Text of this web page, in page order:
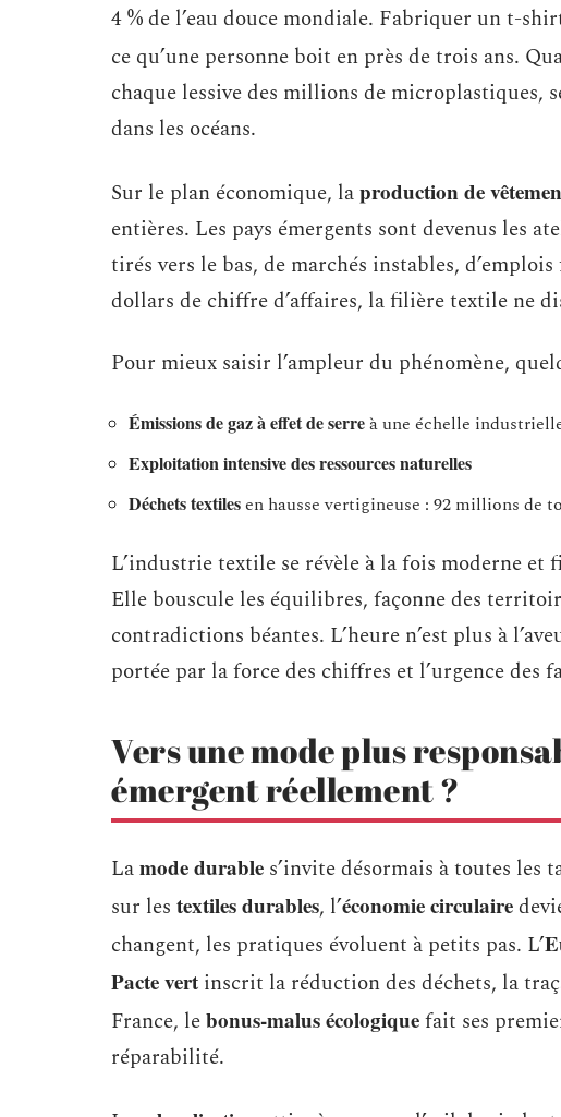
4 % de l’eau douce mondiale. Fabriquer un t-
ce qu’une personne boit en près de trois ans.
chaque lessive des millions de
dans les océans.
Sur le plan économique, laproduction de
entières. Les pays émergents sont devenus les
tirés vers le bas, de marchés instables,
dollars de chiffre d’affaires, la filière textile ne
Pour mieux saisir l’ampleur du phénomène,
Émissions de gaz à effet de serreà une échelle
Exploitation intensive des ressources naturelles
Déchets textilesen hausse vertigineuse : 92 millions de
L’industrie textile se révèle à la fois moderne et
Elle bouscule les équilibres, façonne des
contradictions béantes. L’heure n’est plus à
portée par la force des chiffres et l’urgence des
Vers une mode plus
émergent réellement ?
Lamode durable s’invite désormais à toutes les
sur les textiles durables, l’économie circulaire
changent, les pratiques évoluent à petits pas. L’
Pacte vert inscrit la réduction des déchets, la
France, lebonus-malus écologiquefait ses
réparabilité.